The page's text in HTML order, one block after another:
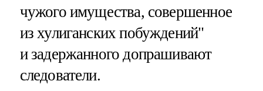
чужого имущества, совершенное
из хулиганских побуждений"
и задержанного допрашивают
следователи.